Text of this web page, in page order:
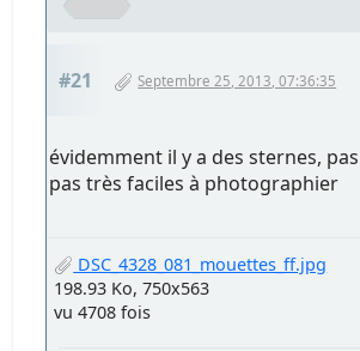
#21 Septembre 25, 2013, 07:36:35
évidemment il y a des sternes,
pas très faciles à photographier
DSC_4328_081_mouettes_ff.jpg
198.93 Ko, 750x563
vu 4708 fois